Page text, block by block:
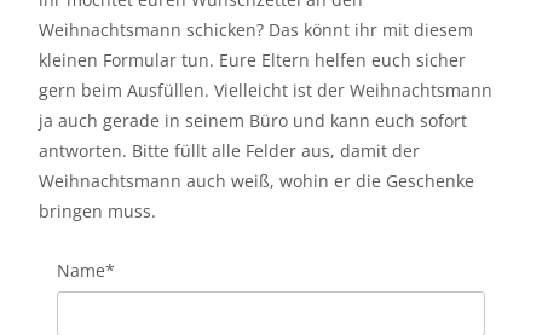
Weihnachtsmann schicken? Das könnt ihr mit diesem
kleinen Formular tun. Eure Eltern helfen euch sicher
gern beim Ausfüllen. Vielleicht ist der Weihnachtsmann
ja auch gerade in seinem Büro und kann euch sofort
antworten. Bitte füllt alle Felder aus, damit der
Weihnachtsmann auch weiß, wohin er die Geschenke
bringen muss.
Name*